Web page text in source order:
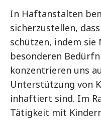
In Haftanstalten
sicherzustellen,
schützen, indem sie
besonderen
konzentrieren uns
Unterstützung von
inhaftiert sind. Im
Tätigkeit mit